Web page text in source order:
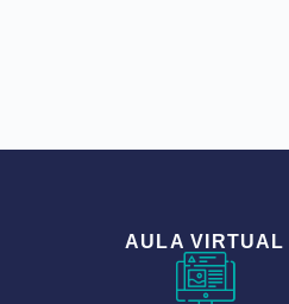
AULA VIRTUAL